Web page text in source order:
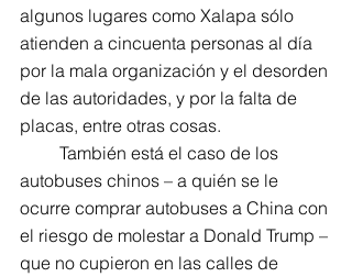
algunos lugares como Xalapa sólo
atienden a cincuenta personas al día
por la mala organización y el desorden
de las autoridades, y por la falta de
placas, entre otras cosas.
También está el caso de los
autobuses chinos – a quién se le
ocurre comprar autobuses a China con
el riesgo de molestar a Donald Trump –
que no cupieron en las calles de